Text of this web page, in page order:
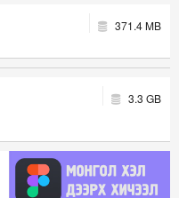
371.4 MB
3.3 GB